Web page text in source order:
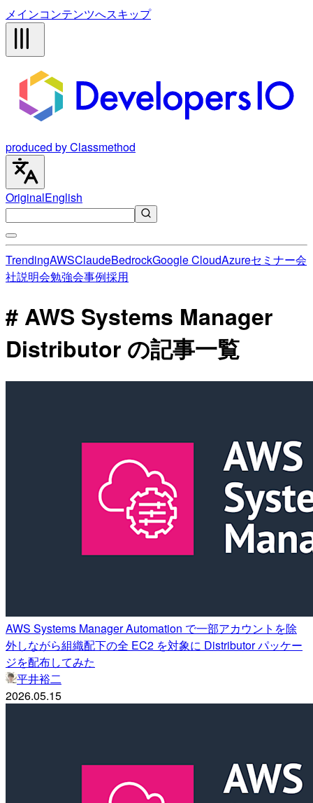
メインコンテンツへスキップ
produced by Classmethod
OriginalEnglish
TrendingAWSClaudeBedrockGoogle CloudAzureセミナー会
社説明会勉強会事例採用
# AWS Systems Manager
Distributor の記事一覧
AWS Systems Manager Automation で一部アカウントを除
外しながら組織配下の全 EC2 を対象に Distributor パッケー
ジを配布してみた
平井裕二
2026.05.15